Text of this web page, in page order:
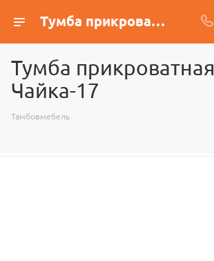
Тумба прикроватная Чайка-17
Тумба прикроватная
Чайка-17
Тамбовмебель